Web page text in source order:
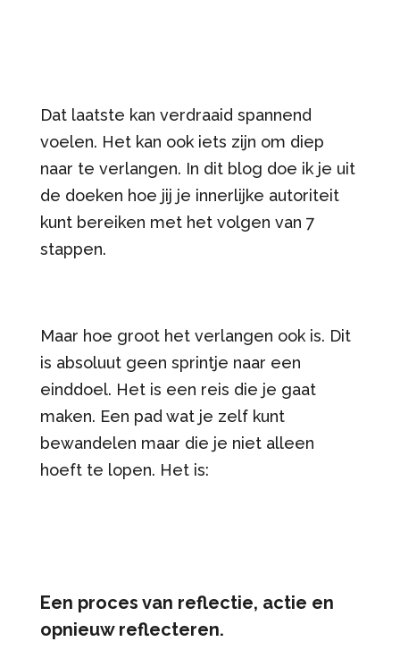
Dat laatste kan verdraaid spannend
voelen. Het kan ook iets zijn om diep
naar te verlangen. In dit blog doe ik je uit
de doeken hoe jij je innerlijke autoriteit
kunt bereiken met het volgen van 7
stappen.
Maar hoe groot het verlangen ook is. Dit
is absoluut geen sprintje naar een
einddoel. Het is een reis die je gaat
maken. Een pad wat je zelf kunt
bewandelen maar die je niet alleen
hoeft te lopen. Het is:
Een proces van reflectie, actie en
opnieuw reflecteren.